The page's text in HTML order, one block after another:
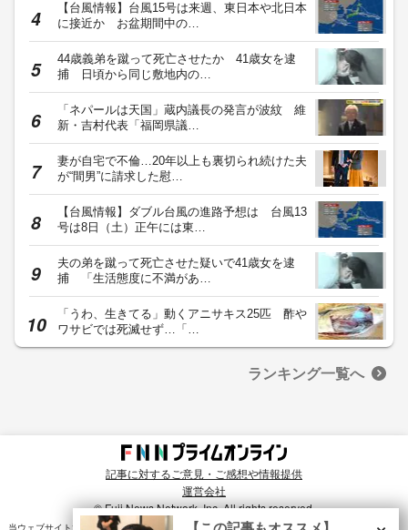
【台風情報】台風15号は来週、東日本や北日本
に接近か お盆期間中の…
44歳義弟を蹴って死亡させたか 41歳女を逮
捕 日頃から同じ敷地内の…
「ネパールは天国」蔵内議長の発言が波紋 維
新・吉村代表「福岡県議…
妻が自宅で不倫…20年以上も裏切られ続けた夫
が“間男”に請求した慰…
【台風情報】ダブル台風の進路予想は 台風13
号は8日（土）正午には東…
夫の弟を蹴って死亡させた疑いで41歳女を逮
捕 「生活態度に不満があ…
「うわ、生きてる」動くアニサキス25匹 酢や
ワサビでは死滅せず…「…
ランキング一覧へ
記事に対するご意見・ご感想や情報提供
運営会社
© Fuji News Network, Inc. All rights reserved.
当ウェブサイトでは、ユーザのニーズ・興味・関⼼に合致したコンテンツや広告配信を提供する